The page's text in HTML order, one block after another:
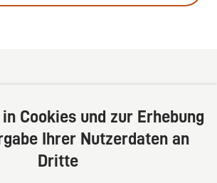
Cookies und zur Erhebung
Ihrer Nutzerdaten an
Dritte